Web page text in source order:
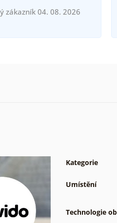
zákazník 04. 08. 2026
Kategorie
Umístění
Technologie